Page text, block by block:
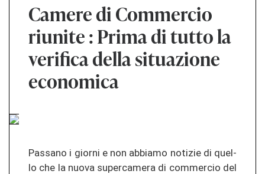
Camere di Commercio
riunite : Prima di tutto la
verifica della situazione
economica
Pas­sa­no i gior­ni e non ab­bia­mo no­ti­zie di quel­
lo che la nuova su­per­ca­me­ra di com­mer­cio del